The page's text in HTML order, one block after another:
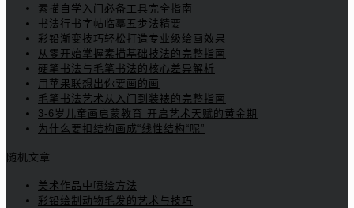
素描自学入门必备工具完全指南
书法行书字帖临摹五步法精要
彩铅渐变技巧轻松打造专业级绘画效果
从零开始掌握素描基础技法的完整指南
硬笔书法与毛笔书法的核心差异解析
用苹果联想出你要画的画
毛笔书法艺术从入门到装裱的完整指南
3-6岁儿童画启蒙教育 开启艺术天赋的黄金期
为什么要扣结构画成“线性结构“呢”
随机文章
美术作品中喷绘方法
彩铅绘制动物毛发的艺术与技巧